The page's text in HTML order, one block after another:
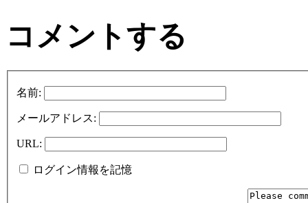
コメントする
名前:
メールアドレス:
URL:
ログイン情報を記憶